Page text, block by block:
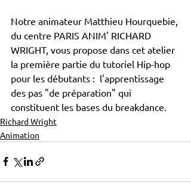
Notre animateur Matthieu Hourquebie,
du centre PARIS ANIM' RICHARD
WRIGHT, vous propose dans cet atelier
la première partie du tutoriel Hip-hop
pour les débutants :  l'apprentissage
des pas "de préparation" qui
constituent les bases du breakdance.
Richard Wright
Animation